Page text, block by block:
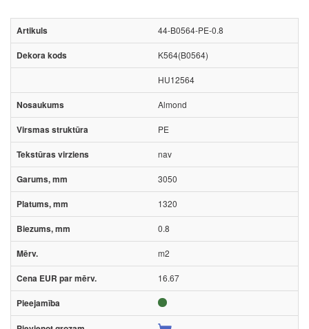
44-B0564-PE-0.8
K564(B0564)
HU12564
Almond
PE
nav
3050
1320
0.8
m2
16.67